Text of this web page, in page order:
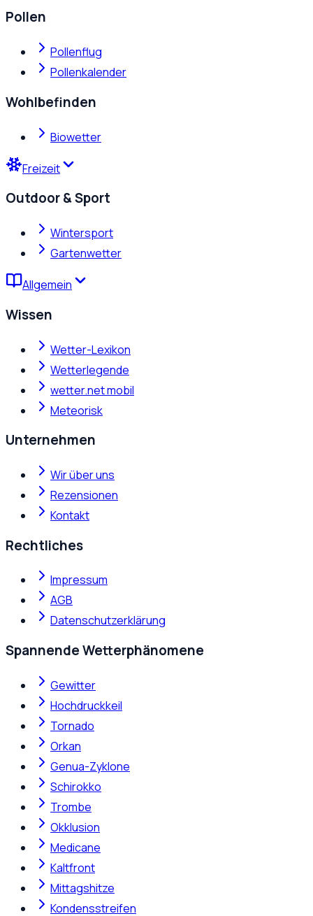
Pollen
Pollenflug
Pollenkalender
Wohlbefinden
Biowetter
Freizeit
Outdoor & Sport
Wintersport
Gartenwetter
Allgemein
Wissen
Wetter-Lexikon
Wetterlegende
wetter.net mobil
Meteorisk
Unternehmen
Wir über uns
Rezensionen
Kontakt
Rechtliches
Impressum
AGB
Datenschutzerklärung
Spannende Wetterphänomene
Gewitter
Hochdruckkeil
Tornado
Orkan
Genua-Zyklone
Schirokko
Trombe
Okklusion
Medicane
Kaltfront
Mittagshitze
Kondensstreifen